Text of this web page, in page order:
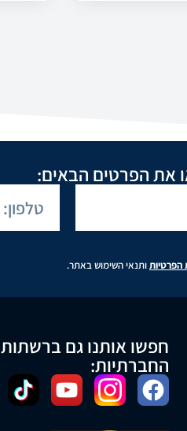
את הפרטים הבאים:
הפרטיותותנאי השימוש באתר.
חפשו אותנו גם ברשתות
החברתיות: